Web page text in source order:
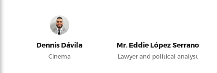
Dennis Dávila
Cinema
Mr. Eddie López Serrano
Lawyer and political analyst